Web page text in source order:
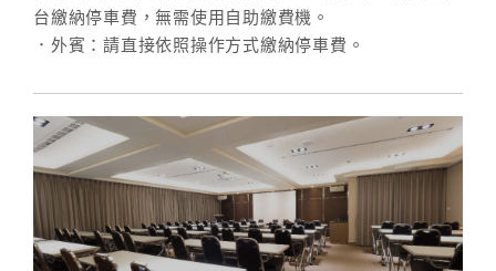
合
廠
商
合
作
台繳納停車費，無需使用自助繳費機。
．外賓：請直接依照操作方式繳納停車費。